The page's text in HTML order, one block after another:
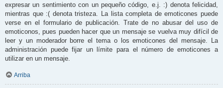
expresar un sentimiento con un pequeño código, e.j. :) denota felicidad,
mientras que :( denota tristeza. La lista completa de emoticones puede
verse en el formulario de publicación. Trate de no abusar del uso de
emoticonos, pues pueden hacer que un mensaje se vuelva muy difícil de
leer y un moderador borre el tema o los emoticones del mensaje. La
administración puede fijar un límite para el número de emoticones a
utilizar en un mensaje.
Arriba